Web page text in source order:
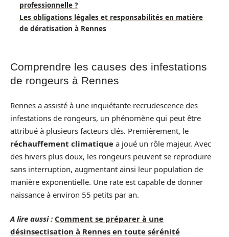
professionnelle ?
Les obligations légales et responsabilités en matière
de dératisation à Rennes
Comprendre les causes des infestations
de rongeurs à Rennes
Rennes a assisté à une inquiétante recrudescence des
infestations de rongeurs, un phénomène qui peut être
attribué à plusieurs facteurs clés. Premièrement, le
réchauffement climatique a joué un rôle majeur. Avec
des hivers plus doux, les rongeurs peuvent se reproduire
sans interruption, augmentant ainsi leur population de
manière exponentielle. Une rate est capable de donner
naissance à environ 55 petits par an.
A lire aussi : Comment se préparer à une
désinsectisation à Rennes en toute sérénité